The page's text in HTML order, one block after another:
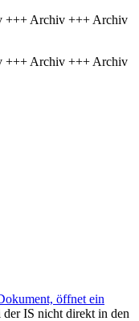
+++ Archiv +++ Archiv
+++ Archiv +++ Archiv
öffnet ein
IS nicht direkt in den